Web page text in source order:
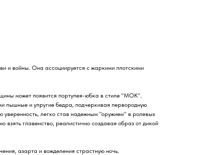
и войны. Она ассоциируется с жаркими плотскими
может появится портупея-юбка в стиле "МОК".
пышные и упругие бедра, подчеркивая первородную
уверенность, легко став надежным "оружием" в ролевых
взять главенство, реалистично создавая образ от дикой
азарта и вожделения страстную ночь.